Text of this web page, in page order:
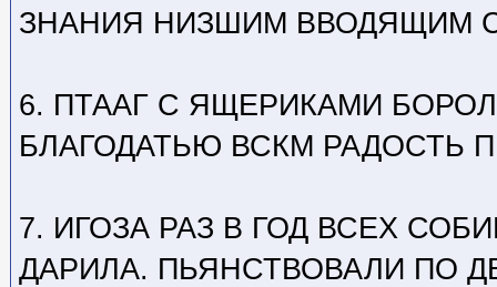
ЗНАНИЯ НИЗШИМ ВВОДЯЩИМ
6. ПТААГ С ЯЩЕРИКАМИ
БЛАГОДАТЬЮ ВСКМ РАДОСТЬ
7. ИГОЗА РАЗ В ГОД ВСЕХ
ДАРИЛА. ПЬЯНСТВОВАЛИ ПО